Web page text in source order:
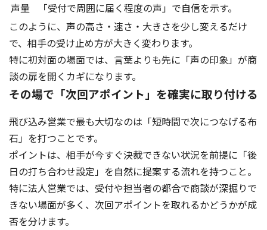
声量
「受付で周囲に届く程度の声」で自信を示す。
このように、声の高さ・速さ・大きさを少し変えるだけ
で、相手の受け止め方が大きく変わります。
特に初対面の場面では、言葉よりも先に「声の印象」が商
談の扉を開くカギになります。
その場で「次回アポイント」を確実に取り付ける
飛び込み営業で最も大切なのは「短時間で次につなげる布
石」を打つことです。
ポイントは、相手が今すぐ決裁できない状況を前提に「後
日の打ち合わせ設定」を自然に提案する流れを持つこと。
特に法人営業では、受付や担当者の都合で商談が深掘りで
きない場面が多く、次回アポイントを取れるかどうかが成
否を分けます。